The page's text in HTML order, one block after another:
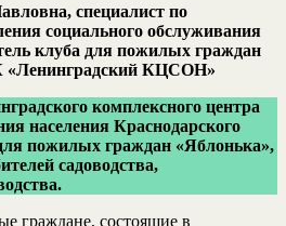
специалист по
социального обслуживания
клуба для пожилых граждан
КЦСОН»
комплексного центра
населения Краснодарского
пожилых граждан «Яблонька»,
садоводства,
граждане, состоящие в